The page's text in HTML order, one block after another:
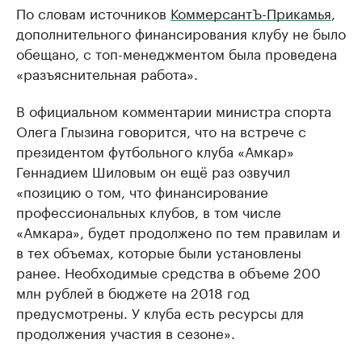
По словам источников КоммерсантЪ-Прикамья
дополнительного финансирования клубу не было
обещано, с топ-менеджментом была проведена
«разъяснительная работа».
В официальном комментарии министра спорта
Олега Глызина говорится, что на встрече с
президентом футбольного клуба «Амкар»
Геннадием Шиловым он ещё раз озвучил
«позицию о том, что финансирование
профессиональных клубов, в том числе
«Амкара», будет продолжено по тем правилам и
в тех объемах, которые были установлены
ранее. Необходимые средства в объеме 200
млн рублей в бюджете на 2018 год
предусмотрены. У клуба есть ресурсы для
продолжения участия в сезоне».